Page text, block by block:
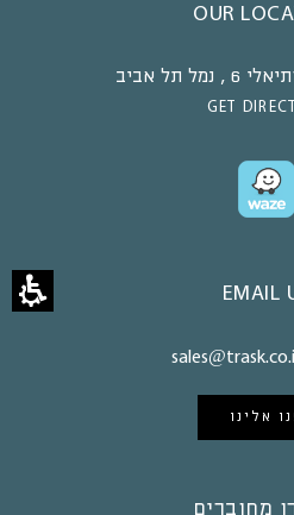
OUR
נמל תל אביב
GET
EMAIL
sales@trask.co.il
אלינו
מחוברים